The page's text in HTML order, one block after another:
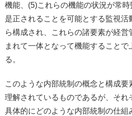
機能、(5)これらの機能の状況が常時
是正されることを可能とする監視活
ら構成され、これらの諸要素が経営
まれて一体となって機能すること
る。
このような内部統制の概念と構成要
理解されているものであるが、それ
具体的にどのような内部統制の仕組